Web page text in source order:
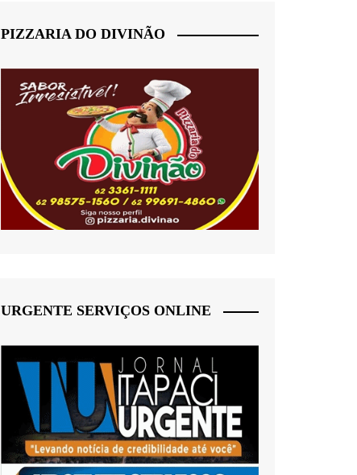
PIZZARIA DO DIVINÃO
URGENTE SERVIÇOS ONLINE